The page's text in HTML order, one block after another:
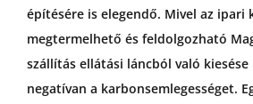
építésére is elegendő. Mivel az ipari
megtermelhető és feldolgozható
szállítás ellátási láncból való
negatívan a karbonsemlegességet.